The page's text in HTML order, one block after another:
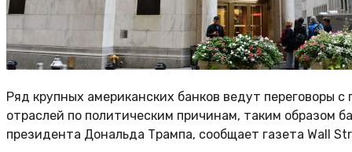
Ряд крупных американских банков ведут переговоры
отраслей по политическим причинам, таким образом
президента Дональда Трампа, сообщает газета Wall